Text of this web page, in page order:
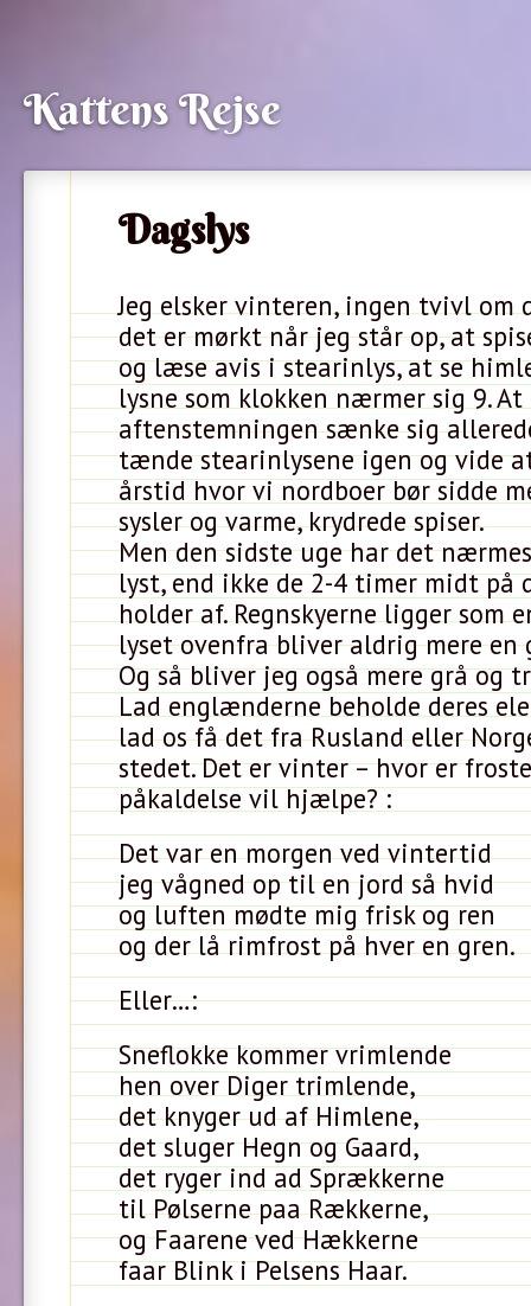
Kattens Rejse
Dagslys
Jeg elsker vinteren, ingen tvivl om
det er mørkt når jeg står op, at
og læse avis i stearinlys, at se
lysne som klokken nærmer sig 9.
aftenstemningen sænke sig
tænde stearinlysene igen og vide
årstid hvor vi nordboer bør sidde
sysler og varme, krydrede spiser.
Men den sidste uge har det
lyst, end ikke de 2-4 timer midt på
holder af. Regnskyerne ligger som
lyset ovenfra bliver aldrig mere
Og så bliver jeg også mere grå og
Lad englænderne beholde deres
lad os få det fra Rusland eller
stedet. Det er vinter – hvor er
påkaldelse vil hjælpe? :
Det var en morgen ved vintertid
jeg vågned op til en jord så hvid
og luften mødte mig frisk og ren
og der lå rimfrost på hver en gren.
Eller…:
Sneflokke kommer vrimlende
hen over Diger trimlende,
det knyger ud af Himlene,
det sluger Hegn og Gaard,
det ryger ind ad Sprækkerne
til Pølserne paa Rækkerne,
og Faarene ved Hækkerne
faar Blink i Pelsens Haar.